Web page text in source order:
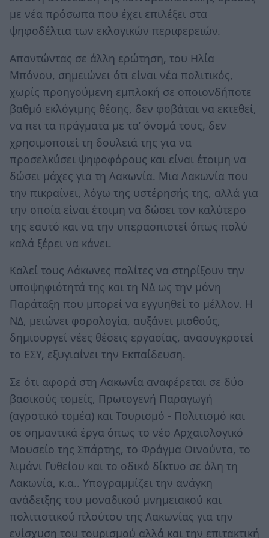
με νέα πρόσωπα που έχει επιλέξει στα
ψηφοδέλτια των εκλογικών περιφερειών.
Απαντώντας σε άλλη ερώτηση, του Ηλία
Μπόνου, σημειώνει ότι είναι νέα πολιτικός,
χωρίς προηγούμενη εμπλοκή σε οποιονδήποτε
βαθμό εκλόγιμης θέσης, δεν φοβάται να εκτεθεί,
να πει τα πράγματα με τα’ όνομά τους, δεν
χρησιμοποιεί τη δουλειά της για να
προσελκύσει ψηφοφόρους και είναι έτοιμη να
δώσει μάχες για τη Λακωνία. Μια Λακωνία που
την πικραίνει, λόγω της υστέρησής της, αλλά για
την οποία είναι έτοιμη να δώσει τον καλύτερο
της εαυτό και να την υπερασπιστεί όπως πολύ
καλά ξέρει να κάνει.
Καλεί τους Λάκωνες πολίτες να στηρίξουν την
υποψηφιότητά της και τη ΝΔ ως την μόνη
Παράταξη που μπορεί να εγγυηθεί το μέλλον. Η
ΝΔ, μειώνει φορολογία, αυξάνει μισθούς,
δημιουργεί νέες θέσεις εργασίας, ανασυγκροτεί
το ΕΣΥ, εξυγιαίνει την Εκπαίδευση.
Σε ότι αφορά στη Λακωνία αναφέρεται σε δύο
βασικούς τομείς, Πρωτογενή Παραγωγή
(αγροτικό τομέα) και Τουρισμό - Πολιτισμό και
σε σημαντικά έργα όπως το νέο Αρχαιολογικό
Μουσείο της Σπάρτης, το Φράγμα Οινούντα, το
λιμάνι Γυθείου και το οδικό δίκτυο σε όλη τη
Λακωνία, κ.α.. Υπογραμμίζει την ανάγκη
ανάδειξης του μοναδικού μνημειακού και
πολιτιστικού πλούτου της Λακωνίας για την
ενίσχυση του τουρισμού αλλά και την επιτακτική